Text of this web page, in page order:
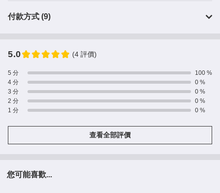
付款方式 (9)
5.0 (4 評價)
5 分
100 %
4 分
0 %
3 分
0 %
2 分
0 %
1 分
0 %
查看全部評價
您可能喜歡...